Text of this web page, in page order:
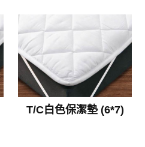
T/C白色保潔墊 (6*7)